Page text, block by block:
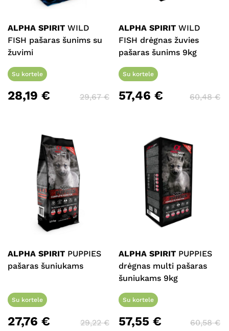
ALPHA SPIRIT WILD
FISH pašaras šunims su
žuvimi
Su kortele
28,19 € 29,67€
ALPHA SPIRIT WILD
FISH drėgnas žuvies
pašaras šunims 9kg
Su kortele
57,46€ 60,48€
ALPHA SPIRIT PUPPIES
pašaras šuniukams
Su kortele
27,76 € 29,22€
ALPHA SPIRIT PUPPIES
drėgnas multi pašaras
šuniukams 9kg
Su kortele
57,55€ 60,58€